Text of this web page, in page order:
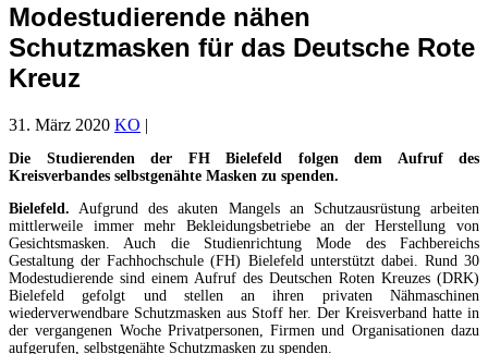
Modestudierende nähen
Schutzmasken für das Deutsche Rote
Kreuz
31. März 2020 KO |
Die Studierenden der FH Bielefeld folgen dem Aufruf des
Kreisverbandes selbstgenähte Masken zu spenden.
Bielefeld. Aufgrund des akuten Mangels an Schutzausrüstung arbeiten
mittlerweile immer mehr Bekleidungsbetriebe an der Herstellung von
Gesichtsmasken. Auch die Studienrichtung Mode des Fachbereichs
Gestaltung der Fachhochschule (FH) Bielefeld unterstützt dabei. Rund 30
Modestudierende sind einem Aufruf des Deutschen Roten Kreuzes (DRK)
Bielefeld gefolgt und stellen an ihren privaten Nähmaschinen
wiederverwendbare Schutzmasken aus Stoff her. Der Kreisverband hatte in
der vergangenen Woche Privatpersonen, Firmen und Organisationen dazu
aufgerufen, selbstgenähte Schutzmasken zu spenden.